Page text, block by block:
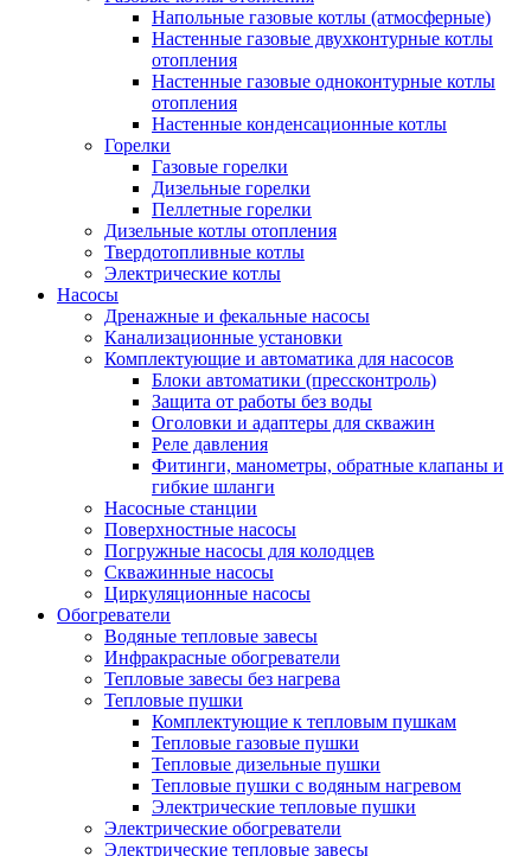
Напольные газовые котлы (атмосферные)
Настенные газовые двухконтурные котлы
отопления
Настенные газовые одноконтурные котлы
отопления
Настенные конденсационные котлы
Горелки
Газовые горелки
Дизельные горелки
Пеллетные горелки
Дизельные котлы отопления
Твердотопливные котлы
Электрические котлы
Насосы
Дренажные и фекальные насосы
Канализационные установки
Комплектующие и автоматика для насосов
Блоки автоматики (прессконтроль)
Защита от работы без воды
Оголовки и адаптеры для скважин
Реле давления
Фитинги, манометры, обратные клапаны и
гибкие шланги
Насосные станции
Поверхностные насосы
Погружные насосы для колодцев
Скважинные насосы
Циркуляционные насосы
Обогреватели
Водяные тепловые завесы
Инфракрасные обогреватели
Тепловые завесы без нагрева
Тепловые пушки
Комплектующие к тепловым пушкам
Тепловые газовые пушки
Тепловые дизельные пушки
Тепловые пушки с водяным нагревом
Электрические тепловые пушки
Электрические обогреватели
Электрические тепловые завесы